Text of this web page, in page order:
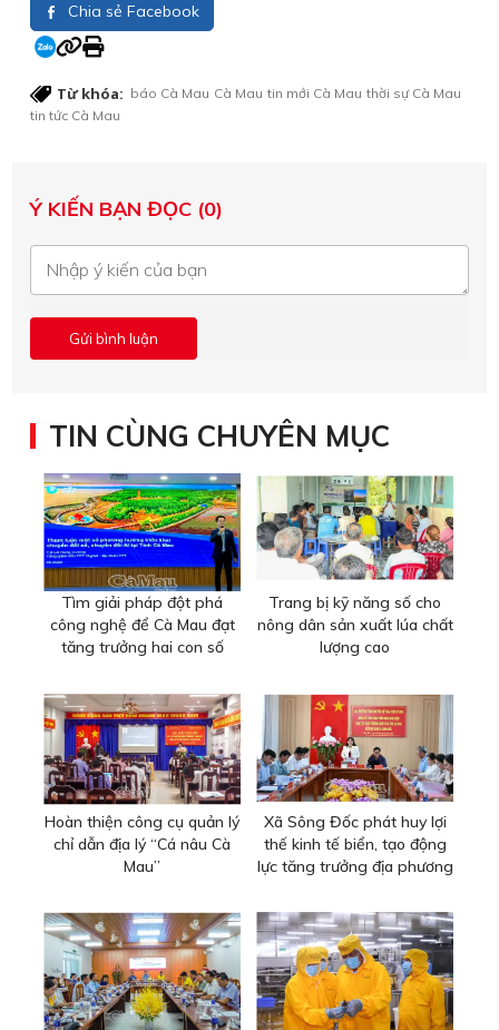
Chia sẻ Facebook
Từ khóa: báo Cà Mau Cà Mau tin mới Cà Mau thời sự Cà Mau
tin tức Cà Mau
Ý KIẾN BẠN ĐỌC (0)
TIN CÙNG CHUYÊN MỤC
Tìm giải pháp đột phá
công nghệ để Cà Mau đạt
tăng trưởng hai con số
Trang bị kỹ năng số cho
nông dân sản xuất lúa chất
lượng cao
Hoàn thiện công cụ quản lý
chỉ dẫn địa lý “Cá nâu Cà
Mau”
Xã Sông Đốc phát huy lợi
thế kinh tế biển, tạo động
lực tăng trưởng địa phương